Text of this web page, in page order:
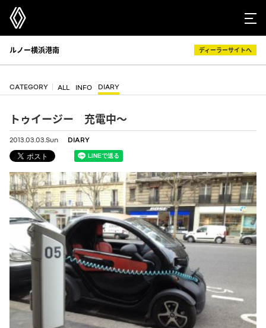
ルノー横浜港南 ディーラーサイトへ
CATEGORY ALL INFO DIARY
トゥイージー 充電中～
2013.03.03.Sun DIARY